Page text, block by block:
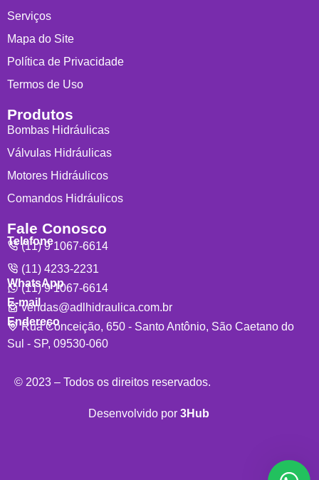
Serviços
Mapa do Site
Política de Privacidade
Termos de Uso
Produtos
Bombas Hidráulicas
Válvulas Hidráulicas
Motores Hidráulicos
Comandos Hidráulicos
Fale Conosco
Telefone
(11) 9 1067-6614
(11) 4233-2231
WhatsApp
(11) 9 1067-6614
E-mail
vendas@adlhidraulica.com.br
Endereço
Rua Conceição, 650 - Santo Antônio, São Caetano do
Sul - SP, 09530-060
© 2023 – Todos os direitos reservados.
Desenvolvido por 3Hub